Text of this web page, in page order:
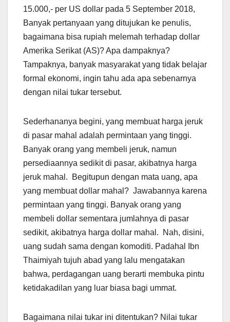
15.000,- per US dollar pada 5 September 2018,
Banyak pertanyaan yang ditujukan ke penulis,
bagaimana bisa rupiah melemah terhadap dollar
Amerika Serikat (AS)? Apa dampaknya?
Tampaknya, banyak masyarakat yang tidak belajar
formal ekonomi, ingin tahu ada apa sebenarnya
dengan nilai tukar tersebut.
Sederhananya begini, yang membuat harga jeruk
di pasar mahal adalah permintaan yang tinggi.
Banyak orang yang membeli jeruk, namun
persediaannya sedikit di pasar, akibatnya harga
jeruk mahal. Begitupun dengan mata uang, apa
yang membuat dollar mahal? Jawabannya karena
permintaan yang tinggi. Banyak orang yang
membeli dollar sementara jumlahnya di pasar
sedikit, akibatnya harga dollar mahal. Nah, disini,
uang sudah sama dengan komoditi. Padahal Ibn
Thaimiyah tujuh abad yang lalu mengatakan
bahwa, perdagangan uang berarti membuka pintu
ketidakadilan yang luar biasa bagi ummat.
Bagaimana nilai tukar ini ditentukan? Nilai tukar